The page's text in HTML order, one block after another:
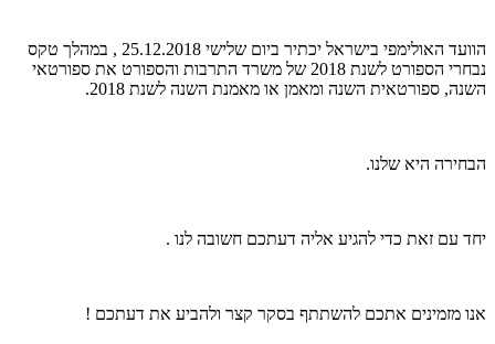
הוועד האולימפי בישראל יכתיר ביום שלישי 25.12.2018 , במהלך טקס
נבחרי הספורט לשנת 2018 של משרד התרבות והספורט את ספורטאי
השנה, ספורטאית השנה ומאמן או מאמנת השנה לשנת 2018.
הבחירה היא שלנו.
יחד עם זאת כדי להגיע אליה דעתכם חשובה לנו .
אנו מזמינים אתכם להשתתף בסקר קצר ולהביע את דעתכם !